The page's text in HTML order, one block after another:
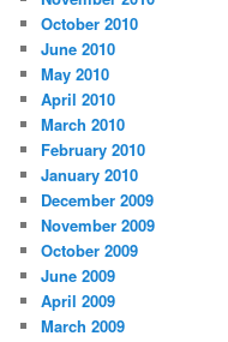
October 2010
June 2010
May 2010
April 2010
March 2010
February 2010
January 2010
December 2009
November 2009
October 2009
June 2009
April 2009
March 2009